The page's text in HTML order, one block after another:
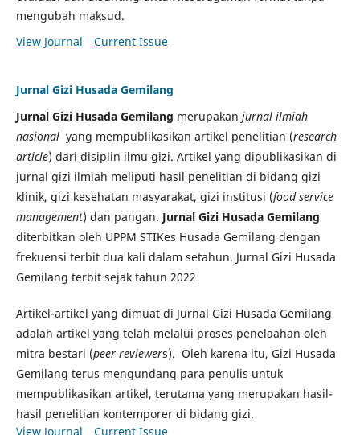
mengubah maksud.
View Journal
Current Issue
Jurnal Gizi Husada Gemilang
Jurnal Gizi Husada Gemilang merupakan jurnal ilmiah
nasionalyang mempublikasikan artikel penelitian (research
article) dari disiplin ilmu gizi. Artikel yang dipublikasikan di
jurnal gizi ilmiah meliputi hasil penelitian di bidang gizi
klinik, gizi kesehatan masyarakat, gizi institusi (food service
management) dan pangan. Jurnal Gizi Husada Gemilang
diterbitkan oleh UPPM STIKes Husada Gemilang dengan
frekuensi terbit dua kali dalam setahun. Jurnal Gizi Husada
Gemilang terbit sejak tahun 2022
Artikel-artikel yang dimuat di Jurnal Gizi Husada Gemilang
adalah artikel yang telah melalui proses penelaahan oleh
mitra bestari (peer reviewers). Oleh karena itu, Gizi Husada
Gemilang terus mengundang para penulis untuk
mempublikasikan artikel, terutama yang merupakan hasil-
hasil penelitian kontemporer di bidang gizi.
View Journal
Current Issue